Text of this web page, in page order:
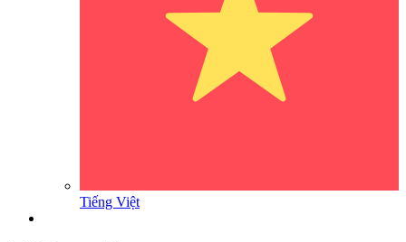
Tiếng Việt